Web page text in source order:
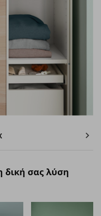
δική σας λύση